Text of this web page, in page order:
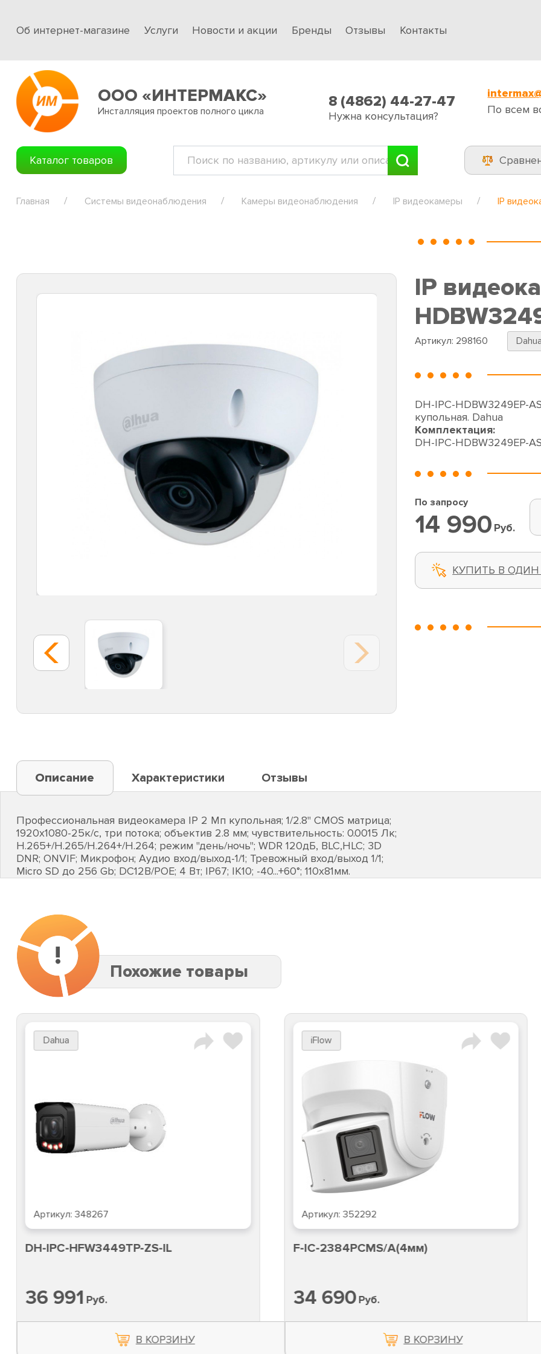
Об интернет-магазине Услуги Новости и акции Бренды Отзывы Контакты
ООО «ИНТЕРМАКС»
Инсталляция проектов полного цикла
8 (4862) 44-27-47
Нужна консультация?
По всем
Каталог товаров
Главная Системы видеонаблюдения Камеры видеонаблюдения IP видеокамеры IP
IP
Артикул: 298160
DH-IPC-HDBW3249EP-
купольная. Dahua
Комплектация:
DH-IPC-HDBW3249EP-
По запросу
14 990 Руб.
КУПИТЬ В
Описание Характеристики Отзывы
Профессиональная видеокамера IP 2 Мп купольная; 1/2.8'' CMOS матрица;
1920х1080-25к/с, три потока; объектив 2.8 мм; чувствительность: 0.0015 Лк;
H.265+/H.265/H.264+/H.264; режим "день/ночь"; WDR 120дБ, BLC,HLC; 3D
DNR; ONVIF; Микрофон; Аудио вход/выход-1/1; Тревожный вход/выход 1/1;
Micro SD до 256 Gb; DC12В/POE; 4 Вт; IP67; IK10; -40...+60°; 110х81мм.
!
Похожие товары
Dahua
Артикул:348267
DH-IPC-HFW3449TP-ZS-IL
36 991 Руб.
В КОРЗИНУ
iFlow
Артикул:352292
F-IC-2384PCMS/A(4мм)
34 690Руб.
В КОРЗИНУ